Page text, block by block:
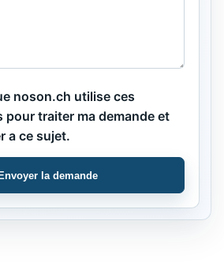
noson.ch utilise ces
pour traiter ma demande et
a ce sujet.
la demande